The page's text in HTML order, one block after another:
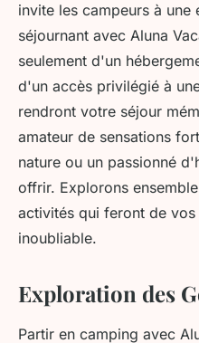
invite les campeurs à une
séjournant avec Aluna
seulement d'un
d'un accès privilégié à
rendront votre séjour
amateur de sensations
nature ou un passionné
offrir. Explorons
activités qui feront de
inoubliable.
Exploration des
Partir en camping avec